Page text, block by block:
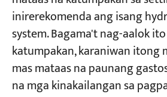
inirerekomenda ang isang
system. Bagama't nag-aalok
katumpakan, karaniwan itong
mas mataas na paunang
na mga kinakailangan sa